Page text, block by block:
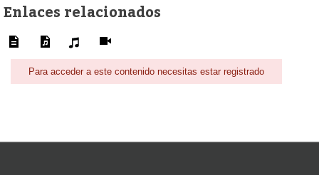
Enlaces relacionados
Para acceder a este contenido necesitas estar registrado